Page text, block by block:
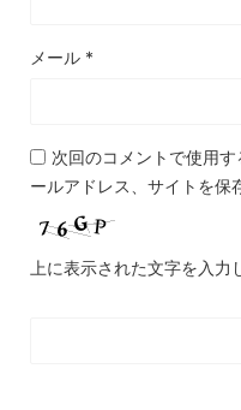
メール *
次回のコメントで使用
ールアドレス、サイトを保
上に表示された文字を入力